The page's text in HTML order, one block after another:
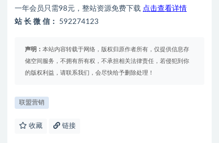
一年会员只需98元，整站资源免费下载 点击查看详情
站 长 微 信： 592274123
声明： 本站内容转载于网络，版权归原作者所有，仅提供信息存
储空间服务，不拥有所有权，不承担相关法律责任，若侵犯到你
的版权利益，请联系我们，会尽快给予删除处理！
联盟营销
收藏 链接